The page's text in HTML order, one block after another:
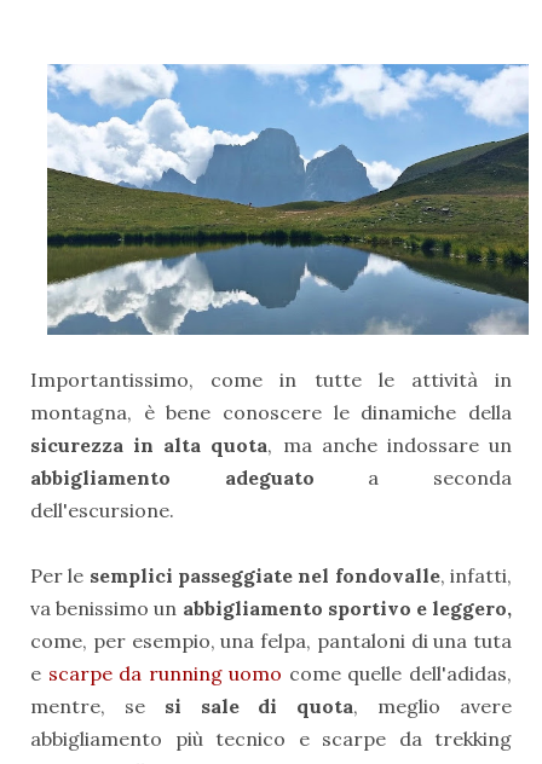
Importantissimo, come in tutte le attività in
montagna, è bene conoscere le dinamiche della
sicurezza in alta quota, ma anche indossare un
abbigliamento adeguato a seconda
dell'escursione.
Per le semplici passeggiate nel fondovalle, infatti,
va benissimo un abbigliamento sportivo e leggero,
come, per esempio, una felpa, pantaloni di una tuta
e scarpe da running uomo come quelle dell'adidas,
mentre, se si sale di quota, meglio avere
abbigliamento più tecnico e scarpe da trekking